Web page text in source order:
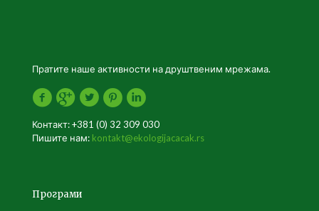
Пратите наше активности на друштвеним мрежама.
Контакт: +381 (0) 32 309 030
Пишите нам: kontakt@ekologijacacak.rs
Програми